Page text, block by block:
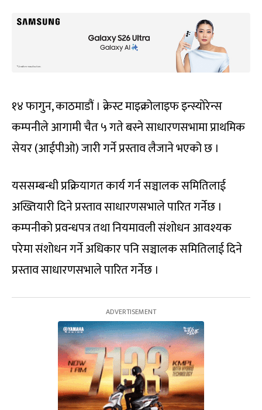
१४ फागुन, काठमाडौं । क्रेस्ट माइक्रोलाइफ इन्स्योरेन्स
कम्पनीले आगामी चैत ५ गते बस्ने साधारणसभामा प्राथमिक
सेयर (आईपीओ) जारी गर्ने प्रस्ताव लैजाने भएको छ ।
यससम्बन्धी प्रक्रियागत कार्य गर्न सञ्चालक समितिलाई
अख्तियारी दिने प्रस्ताव साधारणसभाले पारित गर्नेछ ।
कम्पनीको प्रवन्धपत्र तथा नियमावली संशोधन आवश्यक
परेमा संशोधन गर्ने अधिकार पनि सञ्चालक समितिलाई दिने
प्रस्ताव साधारणसभाले पारित गर्नेछ ।